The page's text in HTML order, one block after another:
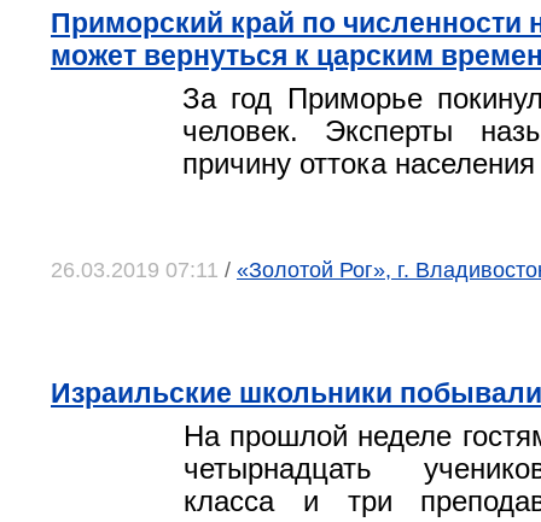
Приморский край по численности
может вернуться к царским
За год Приморье
человек. Эксперты
причину оттока населения
26.03.2019 07:11 / «Золотой Рог», г.
Израильские школьники
На прошлой неделе
четырнадцать
класса и три